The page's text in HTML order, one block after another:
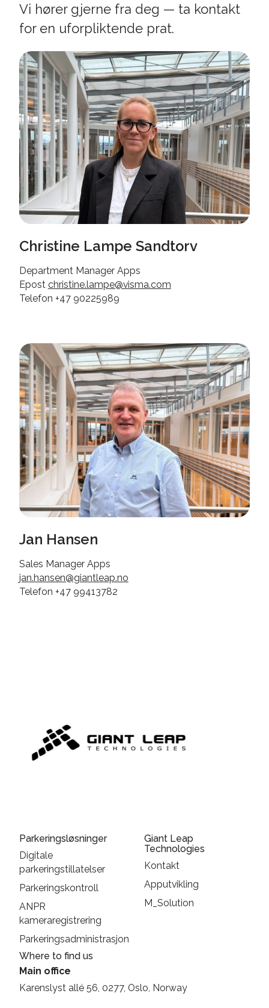
Vi hører gjerne fra deg — ta kontakt
for en uforpliktende prat.
Christine Lampe Sandtorv
Department Manager Apps
Epost christine.lampe@visma.com
Telefon +47 90225989
Jan Hansen
Sales Manager Apps
jan.hansen@giantleap.no
Telefon +47 99413782
Parkeringsløsninger
Digitale
parkeringstillatelser
Parkeringskontroll
ANPR
kameraregistrering
Parkeringsadministrasjon
Giant Leap
Technologies
Kontakt
Apputvikling
M_Solution
Where to find us
Main office
Karenslyst allé 56, 0277, Oslo, Norway